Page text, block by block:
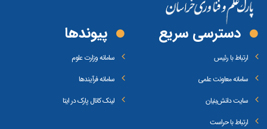
دسترسی سریع
ارتباط با رئیس
سامانه معاونت علمی
سایت دانش‌بنیان
ارتباط با حراست
پیوند‌ها
سامانه وزارت علوم
سامانه فرآیندها
لینک کانال پارک در ایتا